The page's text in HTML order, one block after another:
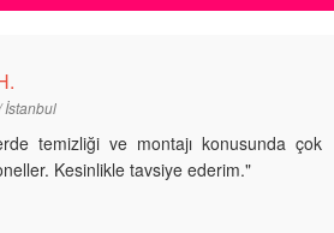
İstanbul
temizliği ve montajı konusunda çok
Kesinlikle tavsiye ederim."